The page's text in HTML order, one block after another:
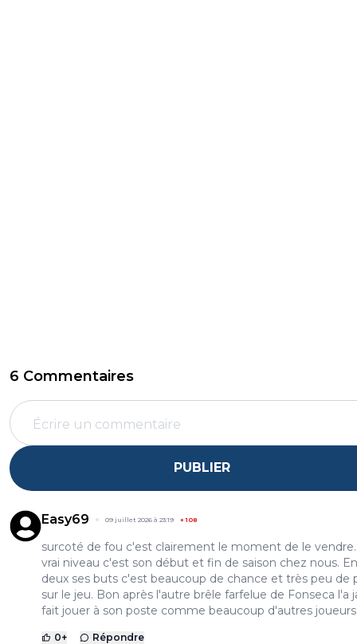
6 Commentaires
PUBLIER
Easy69 09 juillet 2026 à 23:19 +108
surcoté de fou c'est clairement le moment de le
vrai niveau c'est son début et fin de saison chez nous.
deux ses buts c'est beaucoup de chance et très peu de
sur le jeu. Bon après l'autre brêle farfelue de Fonseca l'a
fait jouer à son poste comme beaucoup d'autres joueurs
0+ Répondre